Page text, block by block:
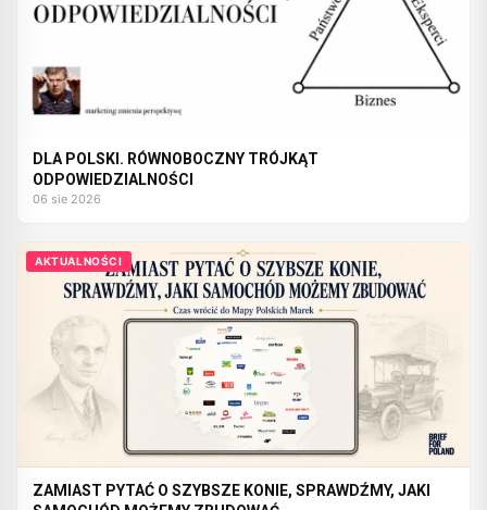
DLA POLSKI. RÓWNOBOCZNY TRÓJKĄT
ODPOWIEDZIALNOŚCI
06 sie 2026
AKTUALNOŚCI
ZAMIAST PYTAĆ O SZYBSZE KONIE, SPRAWDŹMY, JAKI